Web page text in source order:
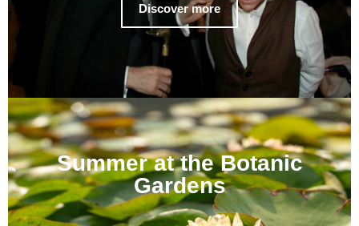
Discover more
Summer at the Botanic
Gardens